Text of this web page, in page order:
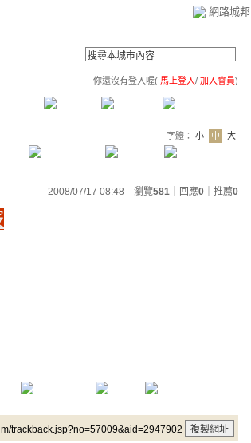
網路城邦
你還沒有登入喔( 馬上登入/ 加入會員)
公告區 訪客簿 市政中心
字體： 小 中 大
2008/07/17 08:48 瀏覽581 ｜回應0 推薦0
trackback.jsp?no=57009&aid=2947902